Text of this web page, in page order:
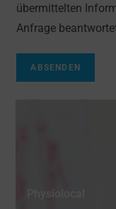
übermittelten
Anfrage
ABSENDEN
Physiolocal